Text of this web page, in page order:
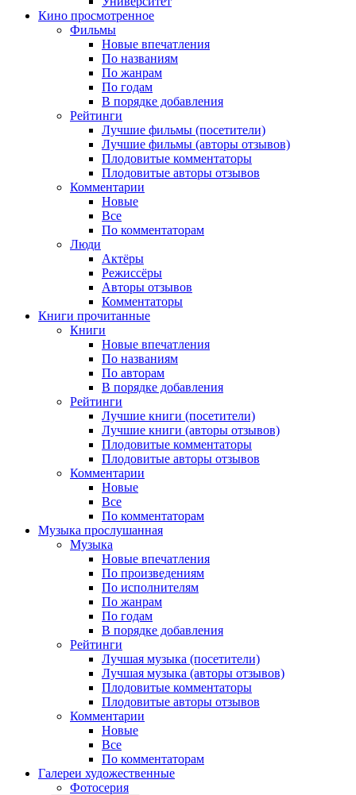
Кино просмотренное
Фильмы
Новые впечатления
По названиям
По жанрам
По годам
В порядке добавления
Рейтинги
Лучшие фильмы (посетители)
Лучшие фильмы (авторы отзывов)
Плодовитые комментаторы
Плодовитые авторы отзывов
Комментарии
Новые
Все
По комментаторам
Люди
Актёры
Режиссёры
Авторы отзывов
Комментаторы
Книги прочитанные
Книги
Новые впечатления
По названиям
По авторам
В порядке добавления
Рейтинги
Лучшие книги (посетители)
Лучшие книги (авторы отзывов)
Плодовитые комментаторы
Плодовитые авторы отзывов
Комментарии
Новые
Все
По комментаторам
Музыка прослушанная
Музыка
Новые впечатления
По произведениям
По исполнителям
По жанрам
По годам
В порядке добавления
Рейтинги
Лучшая музыка (посетители)
Лучшая музыка (авторы отзывов)
Плодовитые комментаторы
Плодовитые авторы отзывов
Комментарии
Новые
Все
По комментаторам
Галереи художественные
Фотосерия